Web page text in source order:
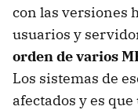
con las versiones
usuarios y
orden de varios
Los sistemas de
afectados y es